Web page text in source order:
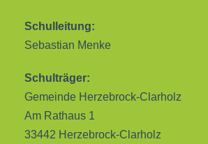
Schulleitung:
Sebastian Menke
Schulträger:
Gemeinde Herzebrock-Clarholz
Am Rathaus 1
33442 Herzebrock-Clarholz